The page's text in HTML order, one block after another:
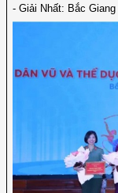
- Giải Nhất: Bắc Giang